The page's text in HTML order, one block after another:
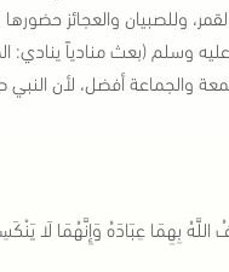
وللصبيان والعجائز حضورها
عليه وسلم (بعث منادياً ينادي:
والجماعة أفضل، لأن
بِهِمَا عِبَادَهُ وَإِنَّهُمَا لَا